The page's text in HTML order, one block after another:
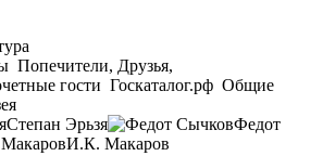
Попечители, Друзья,
гости Госкаталог.рф Общие
Степан Эрьзя
Федот
И.К. Макаров